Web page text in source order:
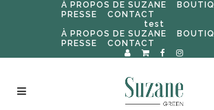
À PROPOS DE SUZANE
PRESSE
CONTACT
test
À PROPOS DE SUZANE
PRESSE
CONTACT